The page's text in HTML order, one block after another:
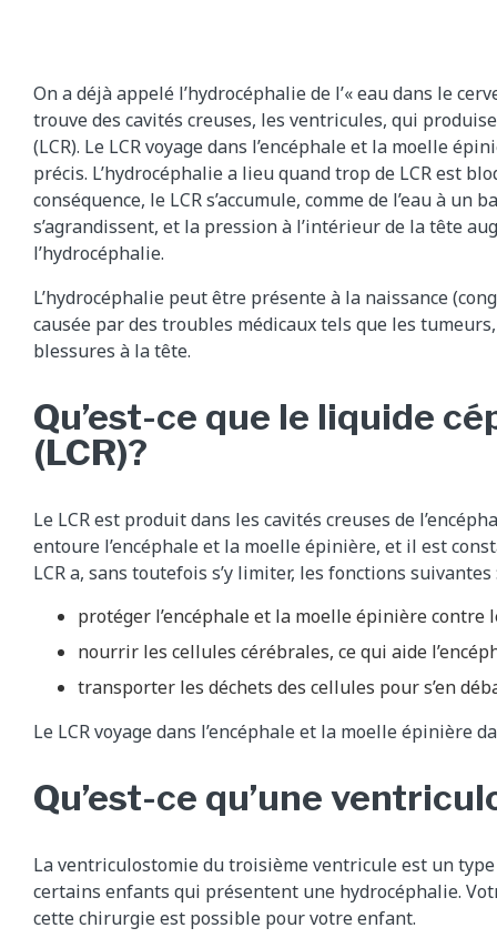
On a déjà appelé l’hydrocéphalie de l’« eau dans le
trouve des cavités creuses, les ventricules, qui
(LCR). Le LCR voyage dans l’encéphale et la moelle
précis. L’hydrocéphalie a lieu quand trop de LCR est
conséquence, le LCR s’accumule, comme de l’eau à un
s’agrandissent, et la pression à l’intérieur de la tête
l’hydrocéphalie.
L’hydrocéphalie peut être présente à la naissance
causée par des troubles médicaux tels que les
blessures à la tête.
Qu’est-ce que le liquide
(LCR)?
Le LCR est produit dans les cavités creuses de
entoure l’encéphale et la moelle épinière, et il est
LCR a, sans toutefois s’y limiter, les fonctions suivantes
protéger l’encéphale et la moelle épinière contre
nourrir les cellules cérébrales, ce qui aide
transporter les déchets des cellules pour s’en
Le LCR voyage dans l’encéphale et la moelle épinière
Qu’est-ce qu’une
La ventriculostomie du troisième ventricule est un
certains enfants qui présentent une hydrocéphalie.
cette chirurgie est possible pour votre enfant.